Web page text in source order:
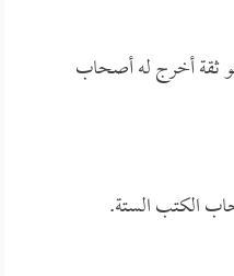
ثقة أخرج له أصحاب
الكتب الستة.